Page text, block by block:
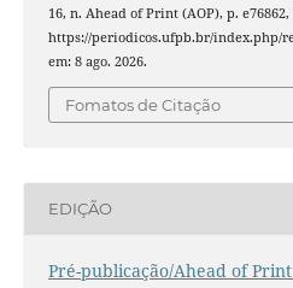
16, n. Ahead of Print (AOP), p.
https://periodicos.ufpb.br/index.php/
em: 8 ago. 2026.
Fomatos de Citação
EDIÇÃO
Pré-publicação/Ahead of Print